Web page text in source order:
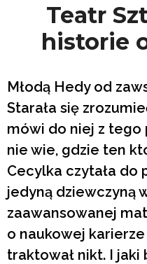
Teatr
historie
Młodą Hedy od
Starała się
mówi do niej z tego
nie wie, gdzie ten
Cecylka czytała do
jedyną dziewczyną
zaawansowanej
o naukowej
traktował nikt. I jaki